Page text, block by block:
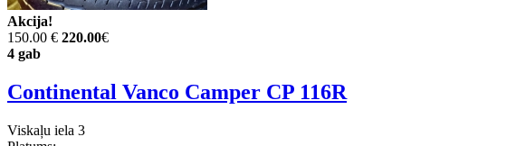
Akcija!
150.00 € 220.00€
4 gab
Continental Vanco Camper CP 116R
Viskaļu iela 3